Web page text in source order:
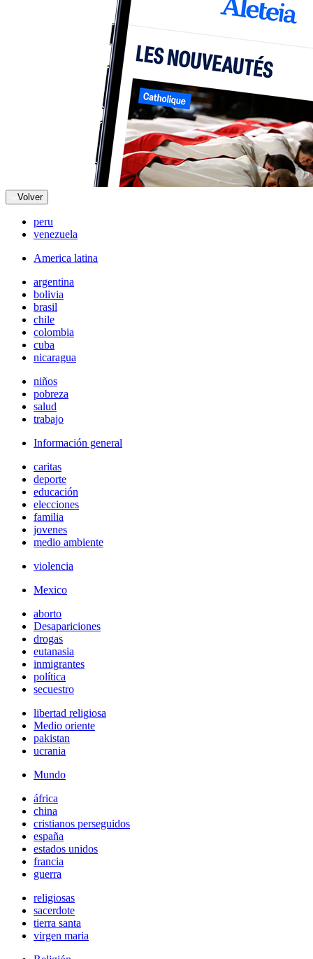
Volver
peru
venezuela
America latina
argentina
bolivia
brasil
chile
colombia
cuba
nicaragua
niños
pobreza
salud
trabajo
Información general
caritas
deporte
educación
elecciones
familia
jovenes
medio ambiente
violencia
Mexico
aborto
Desapariciones
drogas
eutanasia
inmigrantes
política
secuestro
libertad religiosa
Medio oriente
pakistan
ucrania
Mundo
áfrica
china
cristianos perseguidos
españa
estados unidos
francia
guerra
religiosas
sacerdote
tierra santa
virgen maria